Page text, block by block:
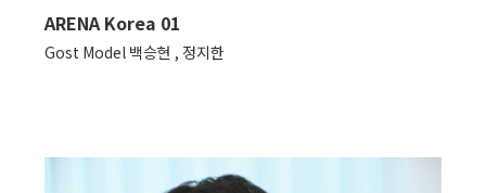
ARENA Korea 01
Gost Model 백승현 , 정지한